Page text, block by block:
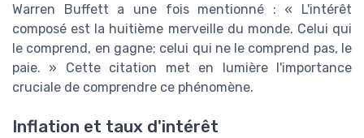
Warren Buffett a une fois mentionné : « L'intérêt
composé est la huitième merveille du monde. Celui qui
le comprend, en gagne; celui qui ne le comprend pas, le
paie. » Cette citation met en lumière l'importance
cruciale de comprendre ce phénomène.
Inflation et taux d'intérêt